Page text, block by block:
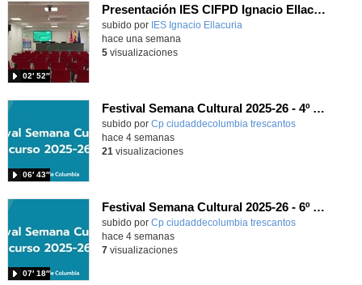
Presentación IES CIFPD Ignacio Ellacuría
Contenido educativo.
subido por IES Ignacio Ellacuria
02′ 52″
hace una semana
5visualizaciones
Festival Semana Cultural 2025-26 - 4º de Primaria
subido por Cp ciudaddecolumbia trescantos
06′ 43″
-
hace 4 semanas
21 visualizaciones
Festival Semana Cultural 2025-26 - 6º de Primaria
subido por Cp ciudaddecolumbia trescantos
07′ 18″
-
hace 4 semanas
7visualizaciones